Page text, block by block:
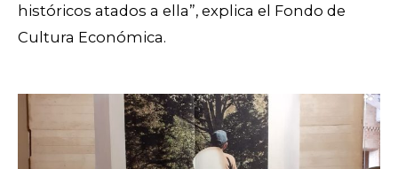
históricos atados a ella”, explica el Fondo de
Cultura Económica.